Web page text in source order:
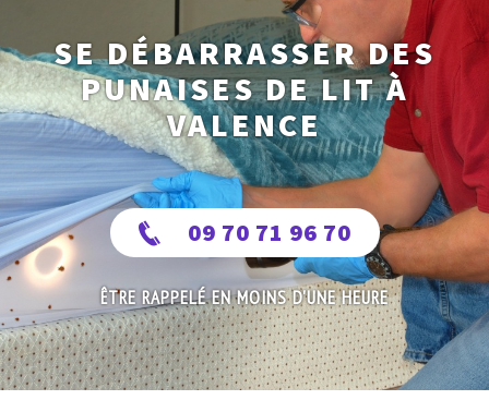
SE DÉBARRASSER DES
PUNAISES DE LIT À
VALENCE
09 70 71 96 70
ÊTRE RAPPELÉ EN MOINS D'UNE HEURE